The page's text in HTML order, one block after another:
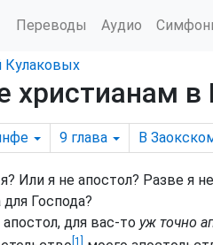
Переводы Аудио
Кулаковых
христианам в
9 глава В
Или я не апостол? Разве я
Господа?
для вас-то уж точно
[1]